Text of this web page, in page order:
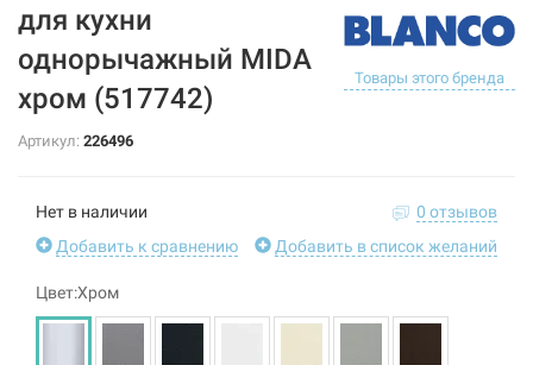
для кухни
однорычажный MIDA
хром (517742)
Товары этого бренда
Артикул: 226496
Нет в наличии
0 отзывов
Добавить к сравнению
Добавить в список желаний
Цвет:Хром